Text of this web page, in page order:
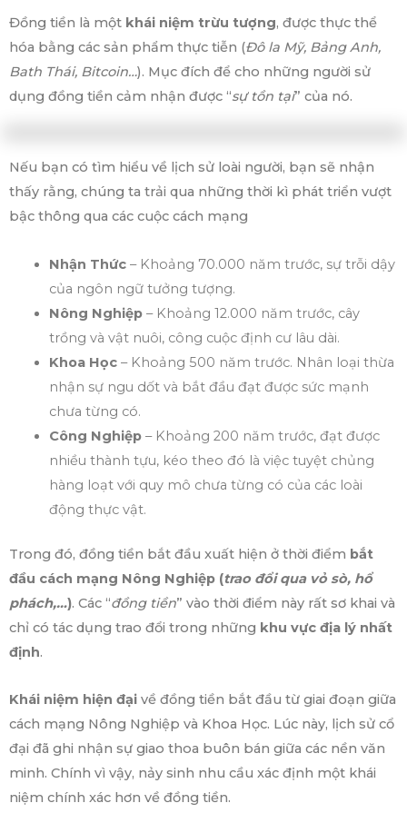
Đồng tiền là một khái niệm trừu tượng, được thực thể
hóa bằng các sản phẩm thực tiễn (Đô la Mỹ, Bảng Anh,
Bath Thái, Bitcoin…). Mục đích để cho những người sử
dụng đồng tiền cảm nhận được “sự tồn tại” của nó.
Nếu bạn có tìm hiểu về lịch sử loài người, bạn sẽ nhận
thấy rằng, chúng ta trải qua những thời kì phát triển vượt
bậc thông qua các cuộc cách mạng
Nhận Thức– Khoảng 70.000 năm trước, sự trỗi dậy
của ngôn ngữ tưởng tượng.
Nông Nghiệp– Khoảng 12.000 năm trước, cây
trồng và vật nuôi, công cuộc định cư lâu dài.
Khoa Học– Khoảng 500 năm trước. Nhân loại thừa
nhận sự ngu dốt và bắt đầu đạt được sức mạnh
chưa từng có.
Công Nghiệp– Khoảng 200 năm trước, đạt được
nhiều thành tựu, kéo theo đó là việc tuyệt chủng
hàng loạt với quy mô chưa từng có của các loài
động thực vật.
Trong đó, đồng tiền bắt đầu xuất hiện ở thời điểm bắt
đầu cách mạng Nông Nghiệp (trao đổi qua vỏ sò, hổ
phách,…). Các “đồng tiền” vào thời điểm này rất sơ khai và
chỉ có tác dụng trao đổi trong những khu vực địa lý nhất
định.
Khái niệm hiện đại về đồng tiền bắt đầu từ giai đoạn giữa
cách mạng Nông Nghiệp và Khoa Học. Lúc này, lịch sử cổ
đại đã ghi nhận sự giao thoa buôn bán giữa các nền văn
minh. Chính vì vậy, nảy sinh nhu cầu xác định một khái
niệm chính xác hơn về đồng tiền.